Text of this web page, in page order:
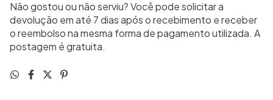
Não gostou ou não serviu? Você pode solicitar a
devolução em até 7 dias após o recebimento e receber
o reembolso na mesma forma de pagamento utilizada. A
postagem é gratuita.